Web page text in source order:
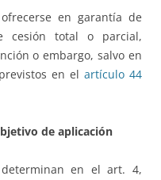
en garantía de
cesión total o parcial,
o embargo, salvo en
en el artículo 44
de aplicación
en el art. 4,